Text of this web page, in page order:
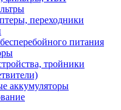
переходники
питания
тройники
аккумуляторы